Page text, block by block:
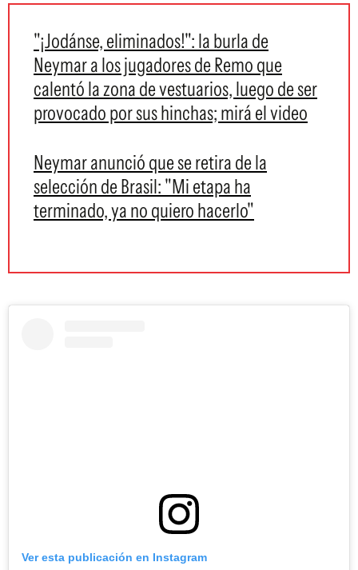
"¡Jodánse, eliminados!": la burla de
Neymar a los jugadores de Remo que
calentó la zona de vestuarios, luego de ser
provocado por sus hinchas; mirá el video
Neymar anunció que se retira de la
selección de Brasil: "Mi etapa ha
terminado, ya no quiero hacerlo"
Ver esta publicación en Instagram